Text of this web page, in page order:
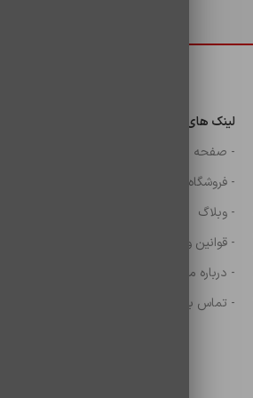
لینک های مهم
- صفحه اصلی
- فروشگاه
- وبلاگ
- قوانین و مقررات
- درباره ما
- تماس با ما